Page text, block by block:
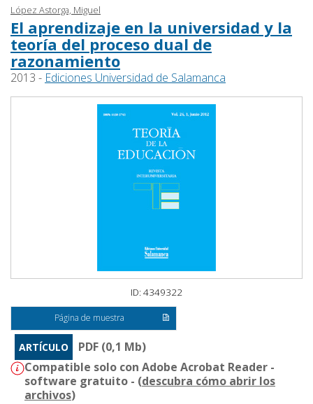
López Astorga, Miguel
El aprendizaje en la universidad y la
teoría del proceso dual de
razonamiento
2013 - Ediciones Universidad de Salamanca
ID: 4349322
Página de muestra
ARTÍCULO
PDF (0,1 Mb)
Compatible solo con Adobe Acrobat Reader -
software gratuito - (descubra cómo abrir los
archivos)